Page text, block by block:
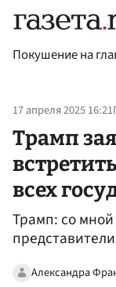
Покушение на
17 апреля 2025 16:21
Трамп
всех
Трамп: со мной
Александра